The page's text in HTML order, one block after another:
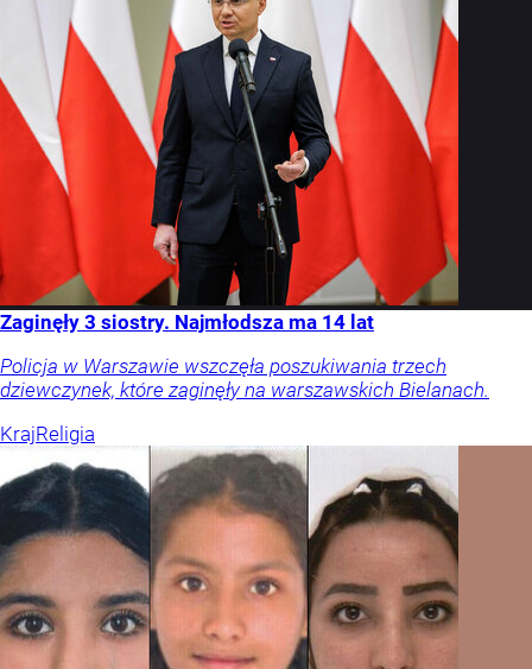
Zaginęły 3 siostry. Najmłodsza ma 14 lat
Policja w Warszawie wszczęła poszukiwania trzech
dziewczynek, które zaginęły na warszawskich Bielanach.
KrajReligia